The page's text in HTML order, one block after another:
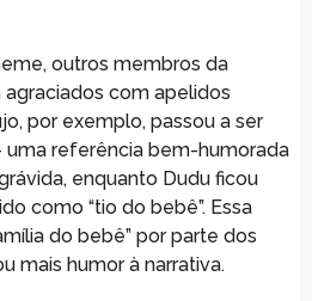
outros membros da
com apelidos
por exemplo, passou a ser
uma referência bem-humorada
enquanto Dudu ficou
como “tio do bebê”. Essa
do bebê” por parte dos
mais humor à narrativa.